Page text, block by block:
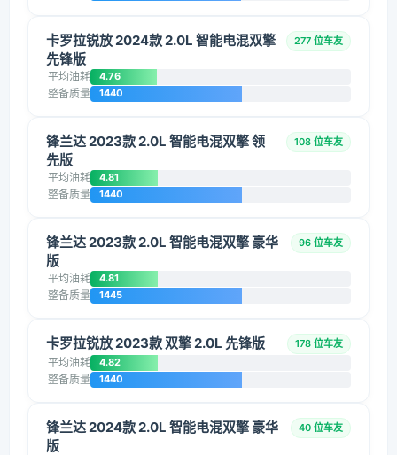
卡罗拉锐放 2024款 2.0L 智能电混双擎
先锋版
277 位车友
平均油耗 4.76
整备质量 1440
锋兰达 2023款 2.0L 智能电混双擎 领
先版
108 位车友
平均油耗 4.81
整备质量 1440
锋兰达 2023款 2.0L 智能电混双擎 豪华
版
96 位车友
平均油耗 4.81
整备质量 1445
卡罗拉锐放 2023款 双擎 2.0L 先锋版 178 位车友
平均油耗 4.82
整备质量 1440
锋兰达 2024款 2.0L 智能电混双擎 豪华
版
40 位车友